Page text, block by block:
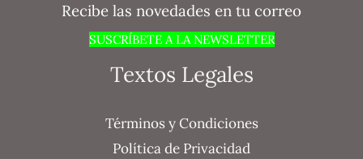
Recibe las novedades en tu correo
SUSCRÍBETE A LA NEWSLETTER
Textos Legales
Términos y Condiciones
Política de Privacidad